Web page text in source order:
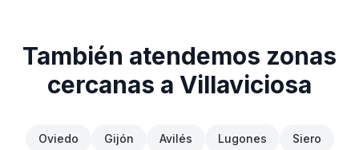
También atendemos zonas
cercanas a Villaviciosa
Oviedo Gijón Avilés Lugones Siero